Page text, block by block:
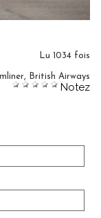
Lu 1034 fois
, British Airways
Notez